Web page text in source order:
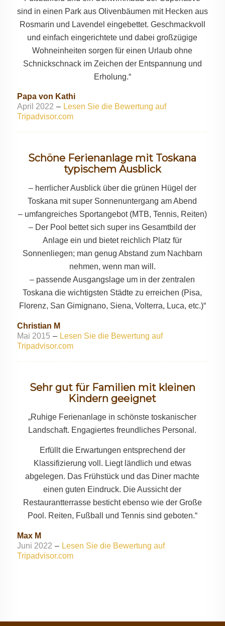
sind in einen Park aus Olivenbäumen mit Hecken aus
Rosmarin und Lavendel eingebettet. Geschmackvoll
und einfach eingerichtete und dabei großzügige
Wohneinheiten sorgen für einen Urlaub ohne
Schnickschnack im Zeichen der Entspannung und
Erholung.“
Papa von Kathi
April 2022 – Lesen Sie die Bewertung auf
Tripadvisor.com
Schöne Ferienanlage mit Toskana
typischem Ausblick
– herrlicher Ausblick über die grünen Hügel der
Toskana mit super Sonnenuntergang am Abend
– umfangreiches Sportangebot (MTB, Tennis, Reiten)
– Der Pool bettet sich super ins Gesamtbild der
Anlage ein und bietet reichlich Platz für
Sonnenliegen; man genug Abstand zum Nachbarn
nehmen, wenn man will.
– passende Ausgangslage um in der zentralen
Toskana die wichtigsten Städte zu erreichen (Pisa,
Florenz, San Gimignano, Siena, Volterra, Luca, etc.)“
Christian M
Mai 2015 – Lesen Sie die Bewertung auf
Tripadvisor.com
Sehr gut für Familien mit kleinen
Kindern geeignet
„Ruhige Ferienanlage in schönste toskanischer
Landschaft. Engagiertes freundliches Personal.
Erfüllt die Erwartungen entsprechend der
Klassifizierung voll. Liegt ländlich und etwas
abgelegen. Das Frühstück und das Diner machte
einen guten Eindruck. Die Aussicht der
Restaurantterrasse besticht ebenso wie der Große
Pool. Reiten, Fußball und Tennis sind geboten.“
Max M
Juni 2022 – Lesen Sie die Bewertung auf
Tripadvisor.com